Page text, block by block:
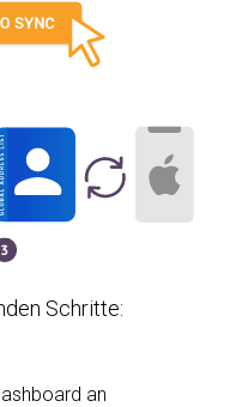
Schritte:
an